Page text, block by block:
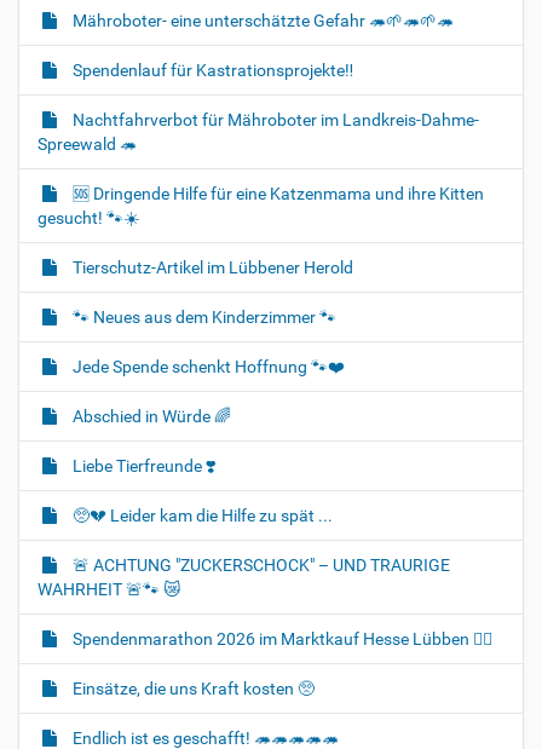
Mähroboter- eine unterschätzte Gefahr 🦔🌱🦔🌱🦔
Spendenlauf für Kastrationsprojekte‼️
Nachtfahrverbot für Mähroboter im Landkreis-Dahme-
Spreewald 🦔
🆘️ Dringende Hilfe für eine Katzenmama und ihre Kitten
gesucht! 🐾☀️
Tierschutz-Artikel im Lübbener Herold
🐾 Neues aus dem Kinderzimmer 🐾
Jede Spende schenkt Hoffnung 🐾❤️
Abschied in Würde 🌈
Liebe Tierfreunde ❣️
🥺💔 Leider kam die Hilfe zu spät ...
🚨 ACHTUNG "ZUCKERSCHOCK" – UND TRAURIGE
WAHRHEIT 🚨🐾 😿
Spendenmarathon 2026 im Marktkauf Hesse Lübben 👍🏻
Einsätze, die uns Kraft kosten 🥺
Endlich ist es geschafft! 🦔🦔🦔🦔🦔